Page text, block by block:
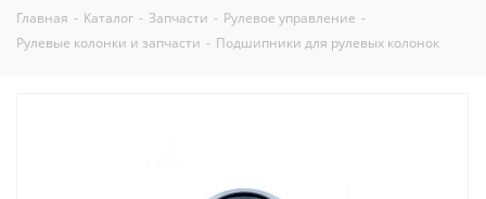
Главная - Каталог - Запчасти - Рулевое управление -
Рулевые колонки и запчасти - Подшипники для рулевых колонок